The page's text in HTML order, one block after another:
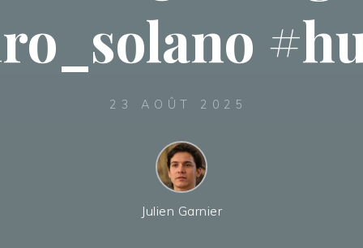
23 AOÛT 2025
Julien Garnier